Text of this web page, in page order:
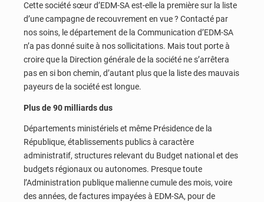
Cette société sœur d’EDM-SA est-elle la première sur la liste
d’une campagne de recouvrement en vue ? Contacté par
nos soins, le département de la Communication d’EDM-SA
n’a pas donné suite à nos sollicitations. Mais tout porte à
croire que la Direction générale de la société ne s’arrêtera
pas en si bon chemin, d’autant plus que la liste des mauvais
payeurs de la société est longue.
Plus de 90 milliards dus
Départements ministériels et même Présidence de la
République, établissements publics à caractère
administratif, structures relevant du Budget national et des
budgets régionaux ou autonomes. Presque toute
l’Administration publique malienne cumule des mois, voire
des années, de factures impayées à EDM-SA, pour de